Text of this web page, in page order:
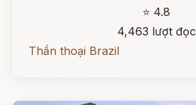
⭐ 4.8
4,463 lượt đọc
Thần thoại Brazil